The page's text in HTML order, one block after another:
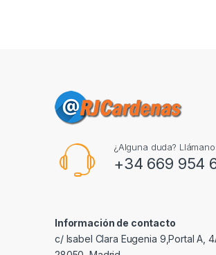
¿Alguna duda?
+34 669 954
Información de contacto
c/ Isabel Clara Eugenia 9,Portal A,